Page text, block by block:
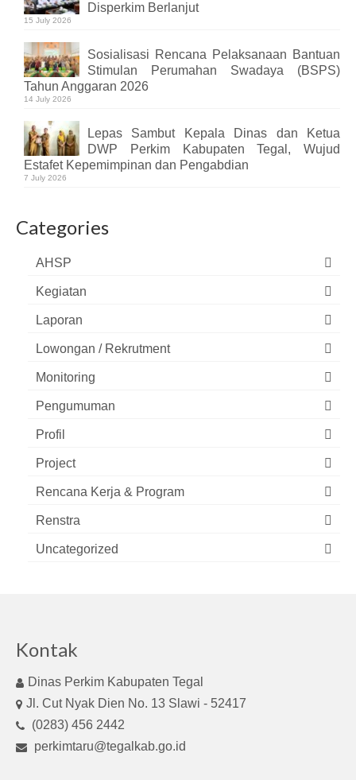
Disperkim Berlanjut
15 July 2026
Sosialisasi Rencana Pelaksanaan Bantuan
Stimulan Perumahan Swadaya (BSPS)
Tahun Anggaran 2026
14 July 2026
Lepas Sambut Kepala Dinas dan Ketua
DWP Perkim Kabupaten Tegal, Wujud
Estafet Kepemimpinan dan Pengabdian
7 July 2026
Categories
AHSP
Kegiatan
Laporan
Lowongan / Rekrutment
Monitoring
Pengumuman
Profil
Project
Rencana Kerja & Program
Renstra
Uncategorized
Kontak
Dinas Perkim Kabupaten Tegal
Jl. Cut Nyak Dien No. 13 Slawi - 52417
(0283) 456 2442
perkimtaru@tegalkab.go.id